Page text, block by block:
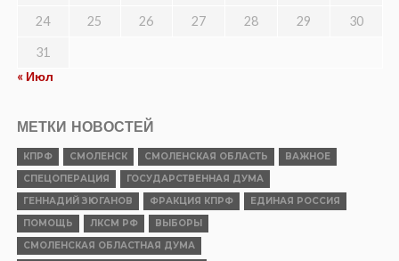
24 25 26 27 28 29 30
31
« Июл
МЕТКИ НОВОСТЕЙ
КПРФ СМОЛЕНСК СМОЛЕНСКАЯ ОБЛАСТЬ
ВАЖНОЕ
СПЕЦОПЕРАЦИЯ
ГОСУДАРСТВЕННАЯ ДУМА
ГЕННАДИЙ ЗЮГАНОВ
ФРАКЦИЯ КПРФ
ЕДИНАЯ РОССИЯ
ПОМОЩЬ
ЛКСМ РФ
ВЫБОРЫ
СМОЛЕНСКАЯ ОБЛАСТНАЯ ДУМА